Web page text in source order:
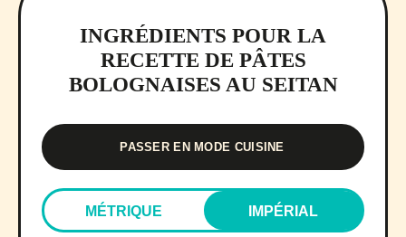
INGRÉDIENTS POUR LA
RECETTE DE PÂTES
BOLOGNAISES AU SEITAN
PASSER EN MODE CUISINE
MÉTRIQUE IMPÉRIAL